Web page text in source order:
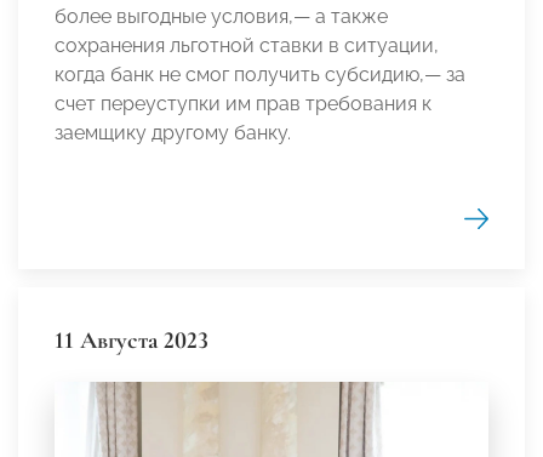
более выгодные условия,— а также
сохранения льготной ставки в ситуации,
когда банк не смог получить субсидию,— за
счет переуступки им прав требования к
заемщику другому банку.
11 Августа 2023